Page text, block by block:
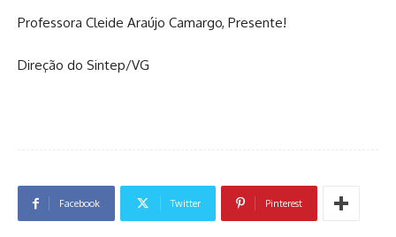
Professora Cleide Araújo Camargo, Presente!
Direção do Sintep/VG
Facebook Twitter Pinterest